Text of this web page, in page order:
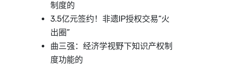
制度的
3.5亿元签约！非遗IP授权交易“火
出圈”
曲三强：经济学视野下知识产权制
度功能的